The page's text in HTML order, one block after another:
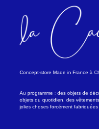
Concept-store Made in France à
Au programme : des objets de
objets du quotidien, des
jolies choses forcément fabriquées